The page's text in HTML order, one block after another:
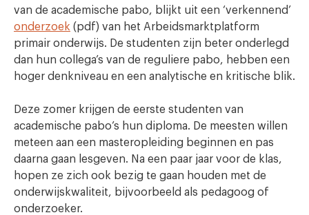
van de academische pabo, blijkt uit een ‘verkennend’
onderzoek (pdf) van het Arbeidsmarktplatform
primair onderwijs. De studenten zijn beter onderlegd
dan hun collega’s van de reguliere pabo, hebben een
hoger denkniveau en een analytische en kritische blik.
Deze zomer krijgen de eerste studenten van
academische pabo’s hun diploma. De meesten willen
meteen aan een masteropleiding beginnen en pas
daarna gaan lesgeven. Na een paar jaar voor de klas,
hopen ze zich ook bezig te gaan houden met de
onderwijskwaliteit, bijvoorbeeld als pedagoog of
onderzoeker.